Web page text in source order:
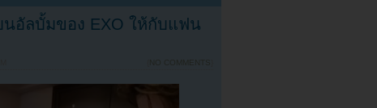
อัลบั้มของ EXO ให้กับแฟน
NO COMMENTS